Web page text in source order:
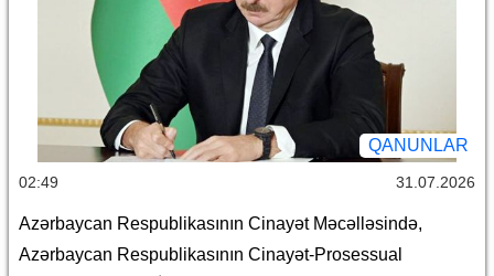
haqqında” Azərbaycan Respublikasının qanunlarında
dəyişiklik edilməsi barədə
QANUNLAR
02:49 31.07.2026
Azərbaycan Respublikasının Cinayət Məcəlləsində,
Azərbaycan Respublikasının Cinayət-Prosessual